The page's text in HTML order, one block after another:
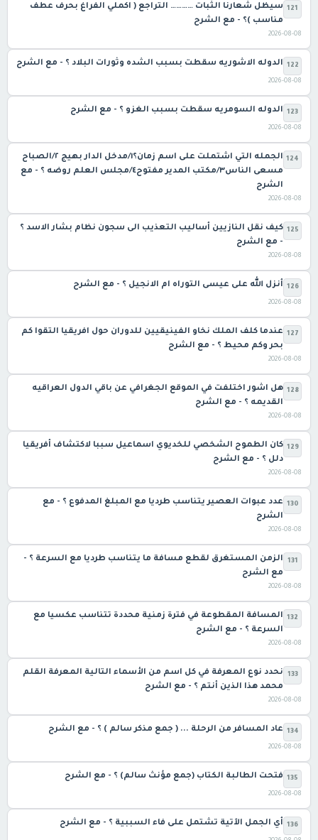
121 سيظل شعارنا الثبات ………… التراجع ( اكملي الفراغ بحرف عطف
مناسب )؟ - مع الشرح
2026-08-08
122 الدوله الاشوريه سقطت بسبب الشده وثورات البلاد ؟ - مع الشرح
2026-08-08
123 الدوله السومريه سقطت بسبب الغزو ؟ - مع الشرح
2026-08-08
124
الجمله التي اشتملت على اسم زمان؟١/مدخل الدار بهيج ٢/الصباح
مسعى الناس٣/مكتب المدير مفتوح٤/مجلس العلم روضه ؟ - مع
الشرح
2026-08-08
125 كيف نقل النازيين أساليب التعذيب الى سجون نظام بشار الاسد ؟
- مع الشرح
2026-08-08
126 أنزل الله على عيسى التوراه ام الانجيل ؟ - مع الشرح
2026-08-08
127 عندما كلف الملك نخاو الفينيقيين للدوران حول افريقيا التقوا كم
بحر وكم محيط ؟ - مع الشرح
2026-08-08
128 هل اشور اختلفت في الموقع الجغرافي عن باقي الدول العراقيه
القديمه ؟ - مع الشرح
2026-08-08
129 كان الطموح الشخصي للخديوي اسماعيل سببا لاكتشاف أفريقيا
دلل ؟ - مع الشرح
2026-08-08
130 عدد عبوات العصير يتناسب طرديا مع المبلغ المدفوع ؟ - مع
الشرح
2026-08-08
131
الزمن المستغرق لقطع مسافة ما يتناسب طرديا مع السرعة ؟ -
مع الشرح
2026-08-08
132 المسافة المقطوعة في فترة زمنية محددة تتناسب عكسيا مع
السرعة ؟ - مع الشرح
2026-08-08
133
نحدد نوع المعرفة في كل اسم من الأسماء التالية المعرفة القلم
محمد هذا الذين أنتم ؟ - مع الشرح
2026-08-08
134 عاد المسافر من الرحلة ... ( جمع مذكر سالم ) ؟ - مع الشرح
2026-08-08
135 فتحت الطالبة الكتاب (جمع مؤنث سالم) ؟ - مع الشرح
2026-08-08
136 أي الجمل الآتية تشتمل على فاء السببية ؟ - مع الشرح